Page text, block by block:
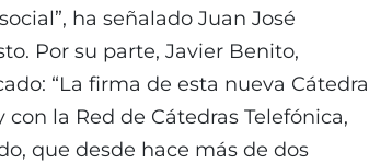
ha señalado Juan José
Por su parte, Javier Benito,
“La firma de esta nueva Cátedra
la Red de Cátedras Telefónica,
que desde hace más de dos